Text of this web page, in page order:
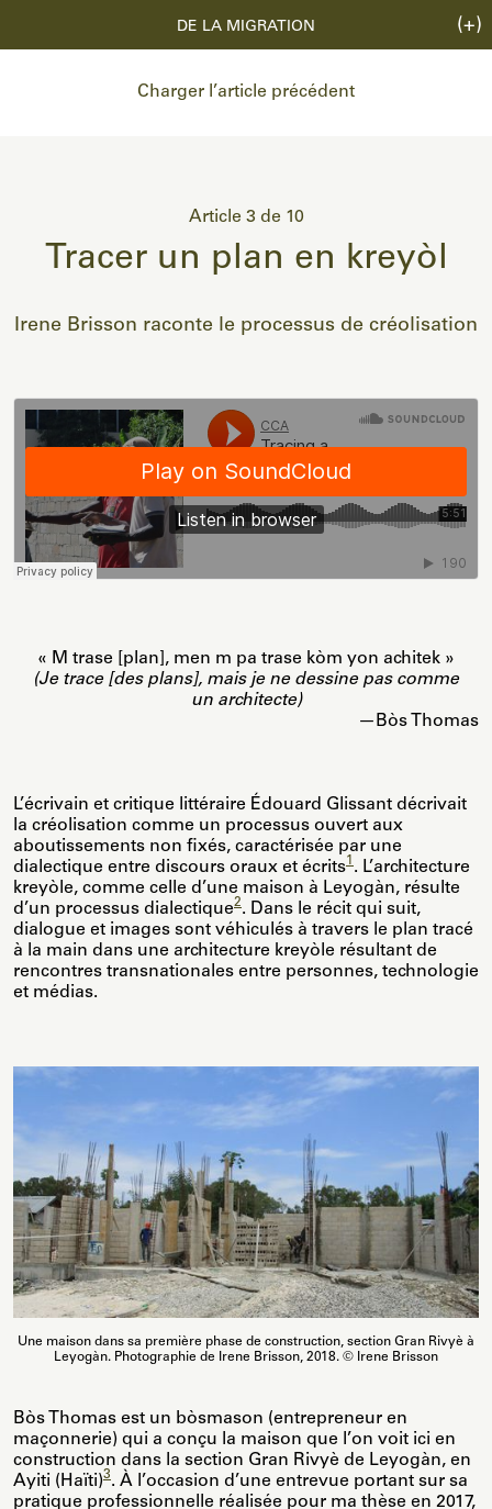
DE LA MIGRATION (+)
Charger l’article précédent
Article 3 de 10
Tracer un plan en kreyòl
Irene Brisson raconte le processus de créolisation
« M trase [plan], men m pa trase kòm yon achitek »
(Je trace [des plans], mais je ne dessine pas comme
un architecte)
—Bòs Thomas
L’écrivain et critique littéraire Édouard Glissant décrivait
la créolisation comme un processus ouvert aux
aboutissements non fixés, caractérisée par une
dialectique entre discours oraux et écrits1 . L’architecture
kreyòle, comme celle d’une maison à Leyogàn, résulte
d’un processus dialectique2. Dans le récit qui suit,
dialogue et images sont véhiculés à travers le plan tracé
à la main dans une architecture kreyòle résultant de
rencontres transnationales entre personnes, technologie
et médias.
Une maison dans sa première phase de construction, section Gran Rivyè à
Leyogàn. Photographie de Irene Brisson, 2018. © Irene Brisson
Bòs Thomas est un bòsmason (entrepreneur en
maçonnerie) qui a conçu la maison que l’on voit ici en
construction dans la section Gran Rivyè de Leyogàn, en
Ayiti (Haïti)3. À l’occasion d’une entrevue portant sur sa
pratique professionnelle réalisée pour ma thèse en 2017,